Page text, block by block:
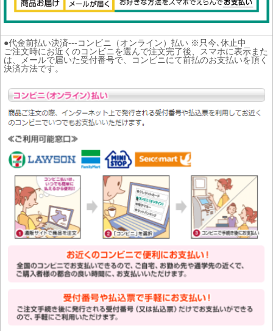
●代金前払い決済---コンビニ（オンライン）払い ※只今､休止中
ご注文時にお近くのコンビニを選んで注文完了後、スマホに表示また
は、メールで届いた受付番号で、コンビニにて前払のお支払いを頂く
決済方法です。